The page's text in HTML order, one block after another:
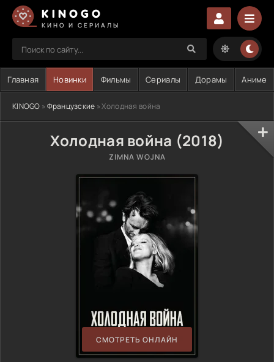
KINOGO
КИНО И СЕРИАЛЫ
Главная Новинки Фильмы Сериалы Дорамы Аниме
KINOGO » Французские » Холодная война
Холодная война (2018)
ZIMNA WOJNA
СМОТРЕТЬ ОНЛАЙН